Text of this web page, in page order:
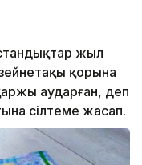
жыл
қорына
аударған, деп
сілтеме жасап.